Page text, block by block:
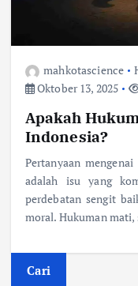
mahkotascience
Oktober 13, 2025
Apakah
Indonesia?
Pertanyaan
adalah isu yang
perdebatan sengit
moral. Hukuman
Cari